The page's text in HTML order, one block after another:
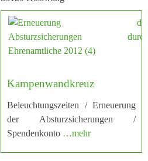
Kampenwandkreuz
Beleuchtungszeiten / Erneuerung
der Absturzsicherungen /
Spendenkonto …mehr